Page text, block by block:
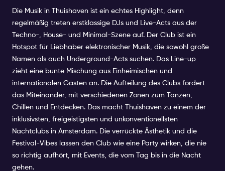
Die Musik in Thuishaven ist ein echtes Highlight, denn
regelmäßig treten erstklassige DJs und Live-Acts aus der
Techno-, House- und Minimal-Szene auf. Der Club ist ein
Hotspot für Liebhaber elektronischer Musik, die sowohl große
Namen als auch Underground-Acts suchen. Das Line-up
zieht eine bunte Mischung aus Einheimischen und
internationalen Gästen an. Die Aufteilung des Clubs fördert
das Miteinander, mit verschiedenen Zonen zum Tanzen,
Chillen und Entdecken. Das macht Thuishaven zu einem der
inklusivsten, freigeistigsten und unkonventionellsten
Nachtclubs in Amsterdam. Die verrückte Ästhetik und die
Festival-Vibes lassen den Club wie eine Party wirken, die nie
so richtig aufhört, mit Events, die vom Tag bis in die Nacht
gehen.